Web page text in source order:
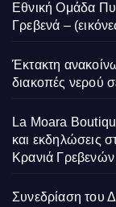
Εθνική Ομάδα
Γρεβενά –
Έκτακτη
διακοπές νερού
La Moara
και εκδηλώσεις
Κρανιά Γρεβενών
Συνεδρίαση του